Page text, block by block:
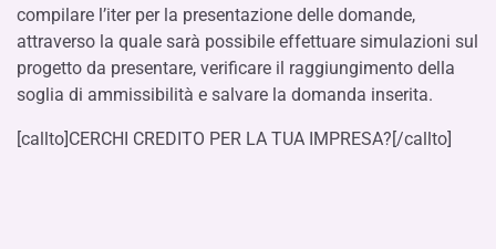
compilare l’iter per la presentazione delle domande,
attraverso la quale sarà possibile effettuare simulazioni sul
progetto da presentare, verificare il raggiungimento della
soglia di ammissibilità e salvare la domanda inserita.
[callto]CERCHI CREDITO PER LA TUA IMPRESA?[/callto]